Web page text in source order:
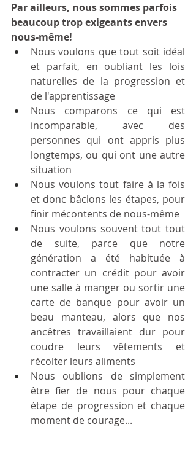
Par ailleurs, nous sommes parfois
beaucoup trop exigeants envers
nous-même!
Nous voulons que tout soit idéal
et parfait, en oubliant les lois
naturelles de la progression et
de l'apprentissage
Nous comparons ce qui est
incomparable, avec des
personnes qui ont appris plus
longtemps, ou qui ont une autre
situation
Nous voulons tout faire à la fois
et donc bâclons les étapes, pour
finir mécontents de nous-même
Nous voulons souvent tout tout
de suite, parce que notre
génération a été habituée à
contracter un crédit pour avoir
une salle à manger ou sortir une
carte de banque pour avoir un
beau manteau, alors que nos
ancêtres travaillaient dur pour
coudre leurs vêtements et
récolter leurs aliments
Nous oublions de simplement
être fier de nous pour chaque
étape de progression et chaque
moment de courage...